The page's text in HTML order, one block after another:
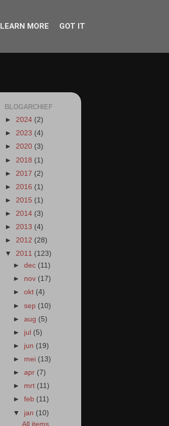
BLOGARCHIEF
► 2024 (2)
► 2023 (4)
► 2020 (3)
► 2018 (1)
► 2017 (2)
► 2016 (1)
► 2015 (1)
► 2014 (3)
► 2013 (4)
► 2012 (28)
▼ 2011 (123)
►dec (11)
► nov (17)
►okt (4)
►sep (10)
►aug (5)
► jul (5)
► jun (19)
► mei (13)
►apr (7)
► mrt (11)
►feb (11)
▼ jan (10)
All items
LEARN MORE GOT IT